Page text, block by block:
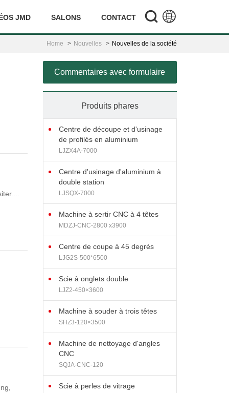
JMD SALONS CONTACT
Home Nouvelles Nouvelles de la société
Commentaires avec formulaire
Produits phares
Centre de découpe et d'usinage
de profilés en aluminium
LJZX4A-7000
Centre d'usinage d'aluminium à
double station
LJSQX-7000
Machine à sertir CNC à 4 têtes
MDZJ-CNC-2800 x3900
Centre de coupe à 45 degrés
LJG2S-500*6500
Scie à onglets double
LJZ2-450×3600
Machine à souder à trois têtes
SHZ3-120×3500
Machine de nettoyage d'angles
CNC
SQJA-CNC-120
Scie à perles de vitrage